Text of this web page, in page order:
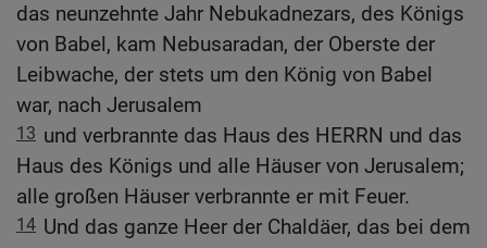
das neunzehnte Jahr Nebukadnezars, des Königs
von Babel, kam Nebusaradan, der Oberste der
Leibwache, der stets um den König von Babel
war, nach Jerusalem
13 und verbrannte das Haus des HERRN und das
Haus des Königs und alle Häuser von Jerusalem;
alle großen Häuser verbrannte er mit Feuer.
14 Und das ganze Heer der Chaldäer, das bei dem